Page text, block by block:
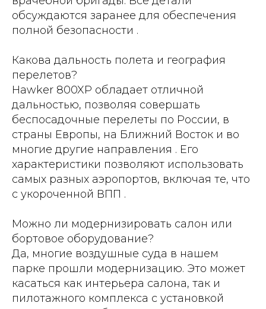
обсуждаются заранее для обеспечения
полной безопасности .
Какова дальность полета и география
перелетов?
Hawker 800XP обладает отличной
дальностью, позволяя совершать
беспосадочные перелеты по России, в
страны Европы, на Ближний Восток и во
многие другие направления . Его
характеристики позволяют использовать
самых разных аэропортов, включая те, что
с укороченной ВПП .
Можно ли модернизировать салон или
бортовое оборудование?
Да, многие воздушные суда в нашем
парке прошли модернизацию. Это может
касаться как интерьера салона, так и
пилотажного комплекса с установкой